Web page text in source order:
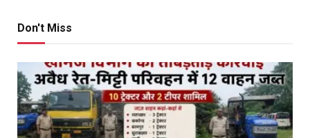
Don't Miss